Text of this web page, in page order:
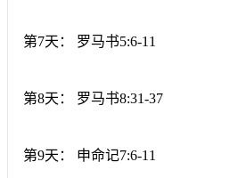
第7天： 罗马书5:6-11
第8天： 罗马书8:31-37
第9天： 申命记7:6-11